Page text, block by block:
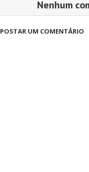
Nenhum
POSTAR UM COMENTÁRIO